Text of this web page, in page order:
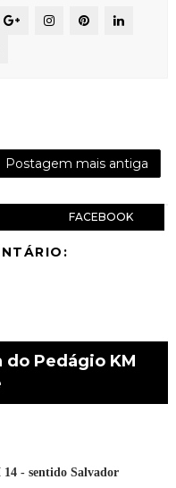
Postagem mais antiga
FACEBOOK
do Pedágio KM
14 - sentido Salvador